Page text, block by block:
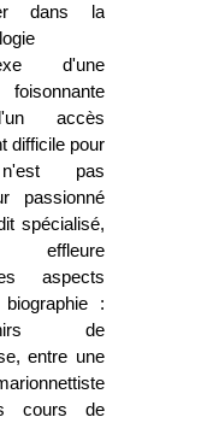
dans la
d'une
accès
difficile pour
pas
passionné
spécialisé,
aspects
:
de
entre une
cours de